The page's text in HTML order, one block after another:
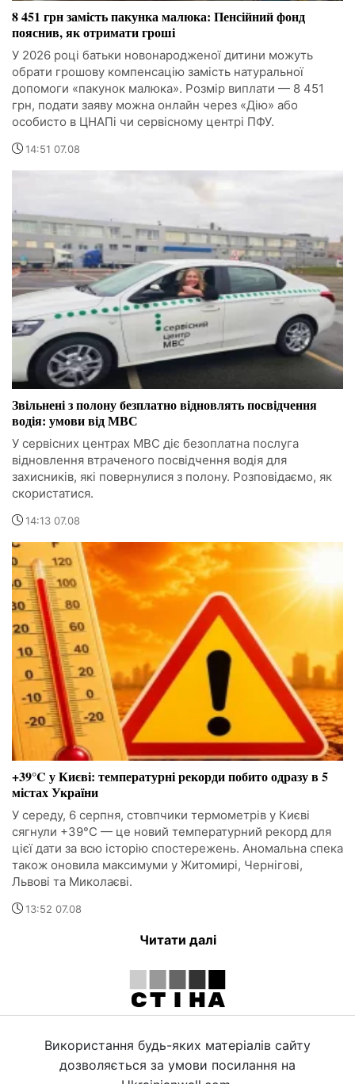
8 451 грн замість пакунка малюка: Пенсійний фонд
пояснив, як отримати гроші
У 2026 році батьки новонародженої дитини можуть
обрати грошову компенсацію замість натуральної
допомоги «пакунок малюка». Розмір виплати — 8 451
грн, подати заяву можна онлайн через «Дію» або
особисто в ЦНАПі чи сервісному центрі ПФУ.
14:51 07.08
Звільнені з полону безплатно відновлять посвідчення
водія: умови від МВС
У сервісних центрах МВС діє безоплатна послуга
відновлення втраченого посвідчення водія для
захисників, які повернулися з полону. Розповідаємо, як
скористатися.
14:13 07.08
+39°C у Києві: температурні рекорди побито одразу в 5
містах України
У середу, 6 серпня, стовпчики термометрів у Києві
сягнули +39°C — це новий температурний рекорд для
цієї дати за всю історію спостережень. Аномальна спека
також оновила максимуми у Житомирі, Чернігові,
Львові та Миколаєві.
13:52 07.08
Читати далі
Використання будь-яких матеріалів сайту
дозволяється за умови посилання на